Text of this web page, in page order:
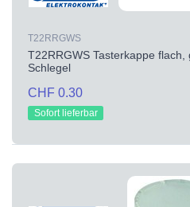
T22RRGWS
T22RRGWS Tasterkappe
Schlegel
CHF 0.30
Sofort lieferbar